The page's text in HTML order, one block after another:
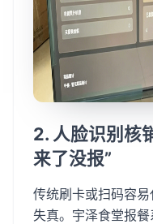
2. 人脸识别核
来了没报”
传统刷卡或扫码容
失真。宇泽食堂报